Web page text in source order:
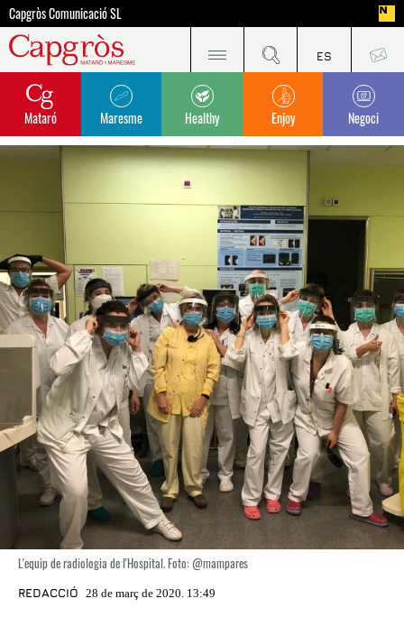
Capgròs Comunicació SL
Mataró Maresme Healthy Enjoy Negoci
L'equip de radiologia de l'Hospital. Foto: @mampares
REDACCIÓ 28 de març de 2020. 13:49